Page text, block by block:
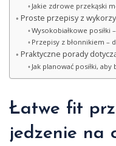
Jakie zdrowe przekąski
Proste przepisy z
Wysokobiałkowe posiłki
Przepisy z błonnikiem –
Praktyczne porady
Jak planować posiłki,
Łatwe fit
jedzenie na